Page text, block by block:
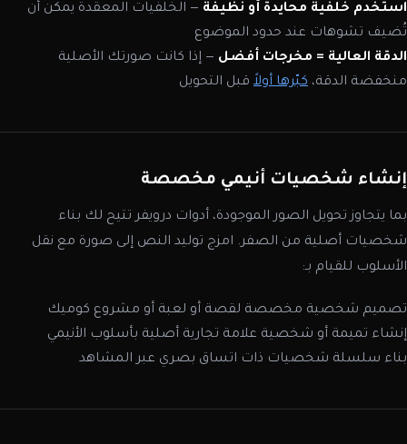
استخدم خلفية محايدة أو نظيفة — الخلفيات المعقدة يمكن أن
تُضيف تشوهات عند حدود الموضوع
الدقة العالية = مخرجات أفضل — إذا كانت صورتك الأصلية
منخفضة الدقة، كبّرها أولاً قبل التحويل
إنشاء شخصيات أنيمي مخصصة
بما يتجاوز تحويل الصور الموجودة، أدوات درويفر تتيح لك بناء
شخصيات أصلية من الصفر. امزج توليد النص إلى صورة مع نقل
الأسلوب للقيام بـ:
تصميم شخصية مخصصة لقصة أو لعبة أو مشروع كوميك
إنشاء تميمة أو شخصية علامة تجارية أصلية بأسلوب الأنيمي
بناء سلسلة شخصيات ذات اتساق بصري عبر المشاهد